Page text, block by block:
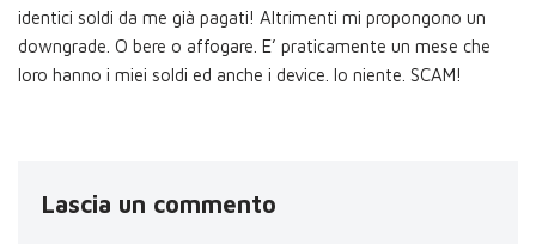
identici soldi da me già pagati! Altrimenti mi propongono un
downgrade. O bere o affogare. E’ praticamente un mese che
loro hanno i miei soldi ed anche i device. Io niente. SCAM!
Lascia un commento